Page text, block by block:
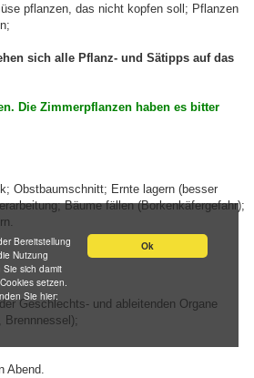
Ok
Bereitstellung
Nutzung
Sie sich damit
setzen.
Sie hier:
pflanzen, das nicht kopfen soll; Pflanzen
sich alle Pflanz- und Sätipps auf das
Die Zimmerpflanzen haben es bitter
Obstbaumschnitt; Ernte lagern (besser
Bäume fällen (Borkenkäfergefahr);
Geschlechts- und ableitenden Organe
Brennnessel);
Abend.